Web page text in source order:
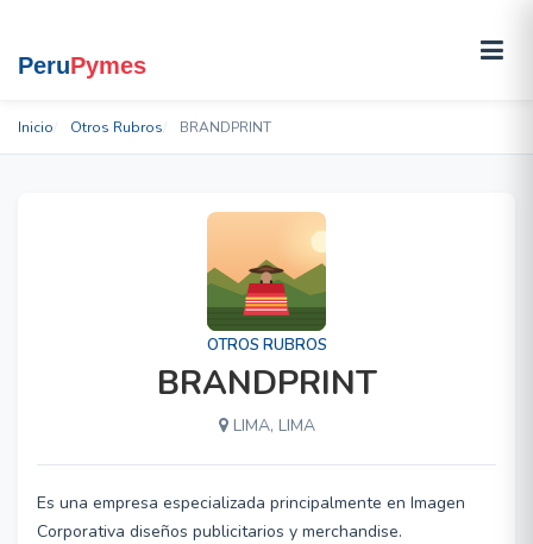
Inicio Otros Rubros BRANDPRINT
OTROS RUBROS
BRANDPRINT
LIMA, LIMA
Es una empresa especializada principalmente en Imagen
Corporativa diseños publicitarios y merchandise.